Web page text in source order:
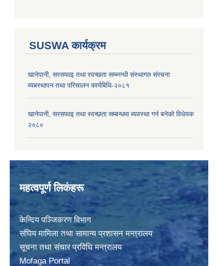
SUSWA कार्यक्रम
खानेपानी, सरसफाइ तथा स्वच्छता सम्ब्नन्धी संस्थागत संरचना
ब्यबस्थापन तथा परिचालन कार्यबिधि-२०८१
खानेपानी, सरसफाइ तथा स्वच्छता सम्बन्धमा ब्यवस्था गर्न बनेको विधेयक
२०८०
महत्वपूर्ण लिकंहरू
केन्दिय पञ्जिकरण विभाग
संघिय मामिला तथा सामान्य प्रशासन मन्त्रालय
सूचना तथा संचार प्रविधि मन्त्रालय
Mofaga Portal